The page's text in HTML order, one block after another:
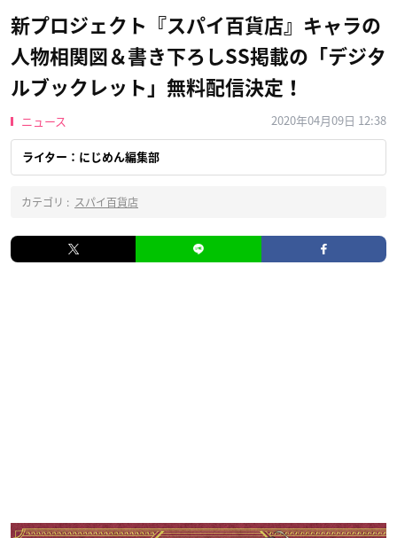
新プロジェクト『スパイ百貨店』キャラの
人物相関図＆書き下ろしSS掲載の「デジタ
ルブックレット」無料配信決定！
ニュース 2020年04月09日 12:38
ライター：にじめん編集部
カテゴリ : スパイ百貨店